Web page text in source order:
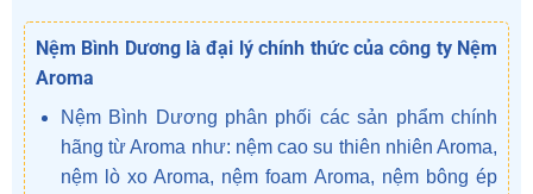
Nệm Bình Dương là đại lý chính thức của công ty Nệm
Aroma
Nệm Bình Dương phân phối các sản phẩm chính
hãng từ Aroma như: nệm cao su thiên nhiên Aroma,
nệm lò xo Aroma, nệm foam Aroma, nệm bông ép